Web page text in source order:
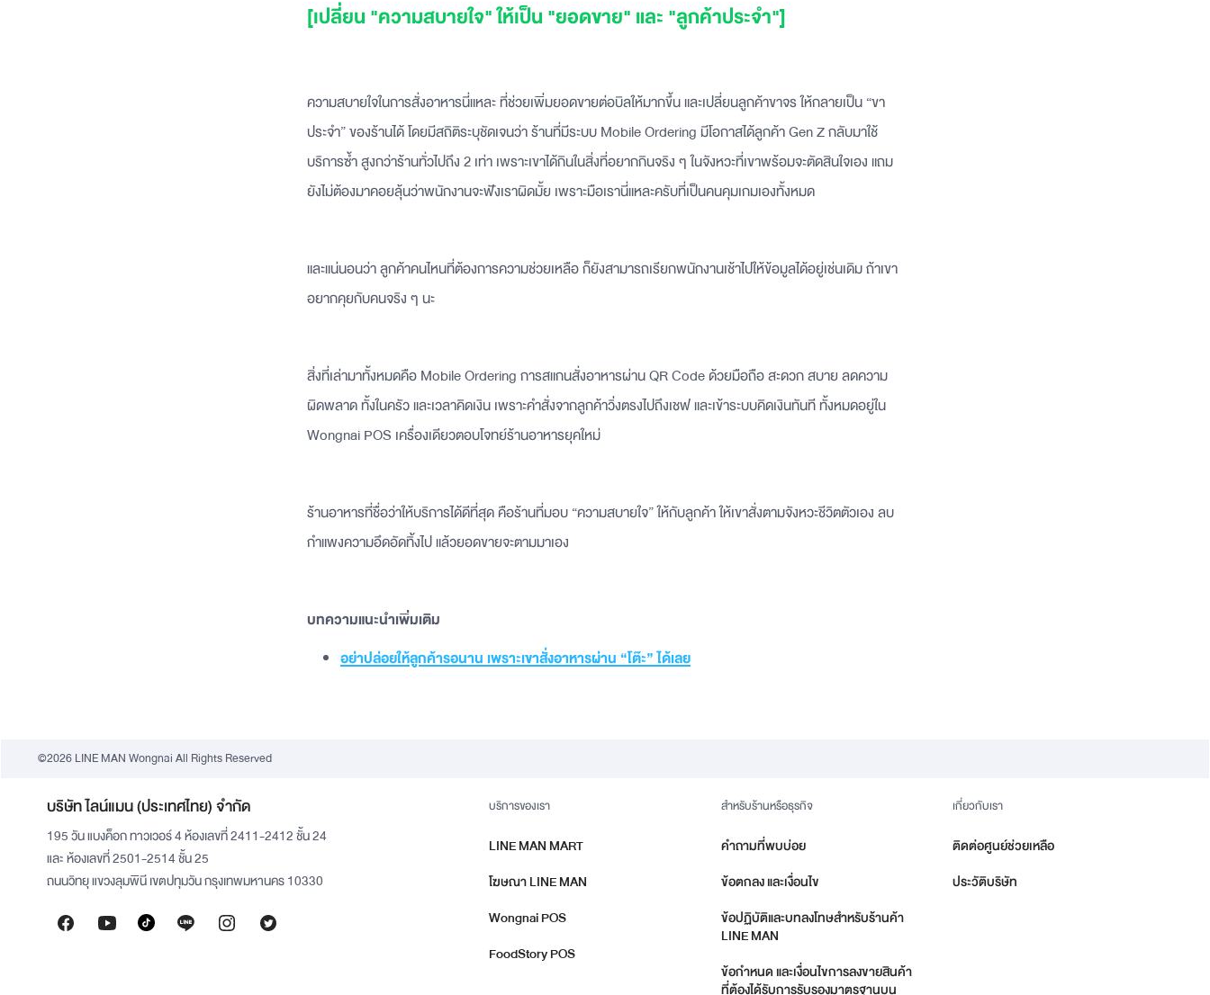
[เปลี่ยน "ความสบายใจ" ให้เป็น "ยอดขาย" และ "ลูกค้าประจำ"]
ความสบายใจในการสั่งอาหารนี่แหละ ที่ช่วยเพิ่มยอดขายต่อบิลให้มากขึ้น และเปลี่ยนลูกค้าขาจร ให้กลายเป็น “ขา
ประจำ” ของร้านได้ โดยมีสถิติระบุชัดเจนว่า ร้านที่มีระบบ Mobile Ordering มีโอกาสได้ลูกค้า Gen Z กลับมาใช้
บริการซ้ำ สูงกว่าร้านทั่วไปถึง 2 เท่า เพราะเขาได้กินในสิ่งที่อยากกินจริง ๆ ในจังหวะที่เขาพร้อมจะตัดสินใจเอง แถม
ยังไม่ต้องมาคอยลุ้นว่าพนักงานจะฟังเราผิดมั้ย เพราะมือเรานี่แหละครับที่เป็นคนคุมเกมเองทั้งหมด
และแน่นอนว่า ลูกค้าคนไหนที่ต้องการความช่วยเหลือ ก็ยังสามารถเรียกพนักงานเช้าไปให้ข้อมูลได้อยู่เช่นเดิม ถ้าเขา
อยากคุยกับคนจริง ๆ นะ
สิ่งที่เล่ามาทั้งหมดคือ Mobile Ordering การสแกนสั่งอาหารผ่าน QR Code ด้วยมือถือ สะดวก สบาย ลดความ
ผิดพลาด ทั้งในครัว และเวลาคิดเงิน เพราะคำสั่งจากลูกค้าวิ่งตรงไปถึงเชฟ และเข้าระบบคิดเงินทันที ทั้งหมดอยู่ใน
Wongnai POS เครื่องเดียวตอบโจทย์ร้านอาหารยุคใหม่
ร้านอาหารที่ชื่อว่าให้บริการได้ดีที่สุด คือร้านที่มอบ “ความสบายใจ” ให้กับลูกค้า ให้เขาสั่งตามจังหวะชีวิตตัวเอง ลบ
กำแพงความอึดอัดทิ้งไป แล้วยอดขายจะตามมาเอง
บทความแนะนำเพิ่มเติม
อย่าปล่อยให้ลูกค้ารอนาน เพราะเขาสั่งอาหารผ่าน “โต๊ะ” ได้เลย
©2026 LINE MAN Wongnai All Rights Reserved
บริษัท ไลน์แมน (ประเทศไทย) จำกัด
195 วัน แบงค็อก ทาวเวอร์ 4 ห้องเลขที่ 2411-2412 ชั้น 24
และ ห้องเลขที่ 2501-2514 ชั้น 25
ถนนวิทยุ แขวงลุมพินี เขตปทุมวัน กรุงเทพมหานคร 10330
บริการของเรา
LINE MAN MART
โฆษณา LINE MAN
Wongnai POS
FoodStory POS
สำหรับร้านหรือธุรกิจ
คำถามที่พบบ่อย
ข้อตกลง และเงื่อนไข
ข้อปฏิบัติและบทลงโทษสำหรับร้านค้า
LINE MAN
ข้อกำหนด และเงื่อนไขการลงขายสินค้า
ที่ต้องได้รับการรับรองมาตรฐานบน
เกี่ยวกับเรา
ติดต่อศูนย์ช่วยเหลือ
ประวัติบริษัท